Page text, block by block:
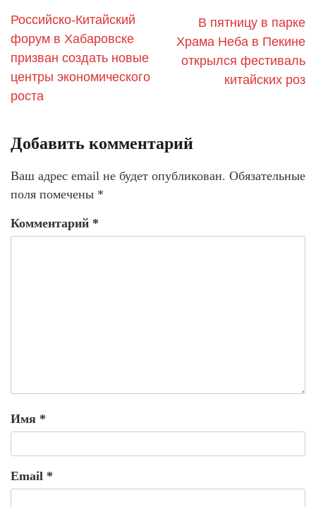
Российско-Китайский
форум в Хабаровске
призван создать новые
центры экономического
роста
В пятницу в парке
Храма Неба в Пекине
открылся фестиваль
китайских роз
Добавить комментарий
Ваш адрес email не будет опубликован. Обязательные
поля помечены *
Комментарий *
Имя *
Email *